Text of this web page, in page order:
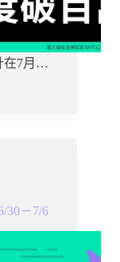
在7月…
30－7/6